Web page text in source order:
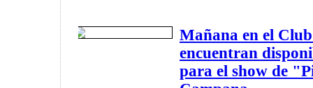
Mañana en el
encuentran
para el show de